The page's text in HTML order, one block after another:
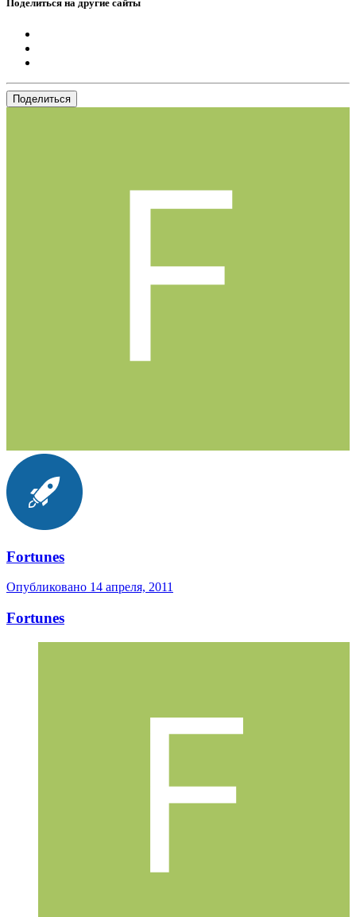
Поделиться на другие сайты
Поделиться
Fortunes
Опубликовано 14 апреля, 2011
Fortunes